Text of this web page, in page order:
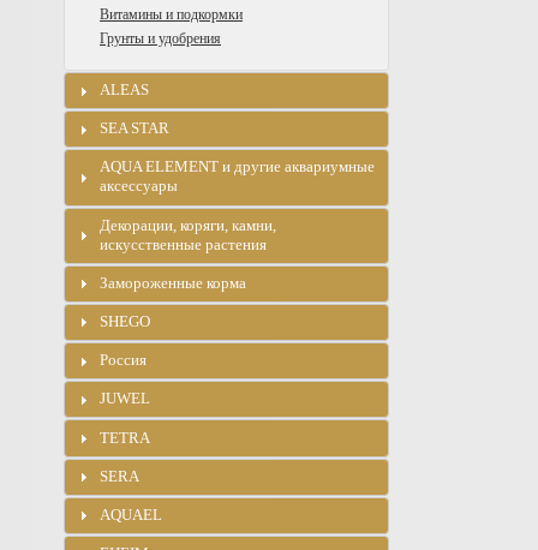
Витамины и подкормки
Грунты и удобрения
ALEAS
SEA STAR
AQUA ELEMENT и другие аквариумные
аксессуары
Декорации, коряги, камни,
искусственные растения
Замороженные корма
SHEGO
Россия
JUWEL
TETRA
SERA
AQUAEL